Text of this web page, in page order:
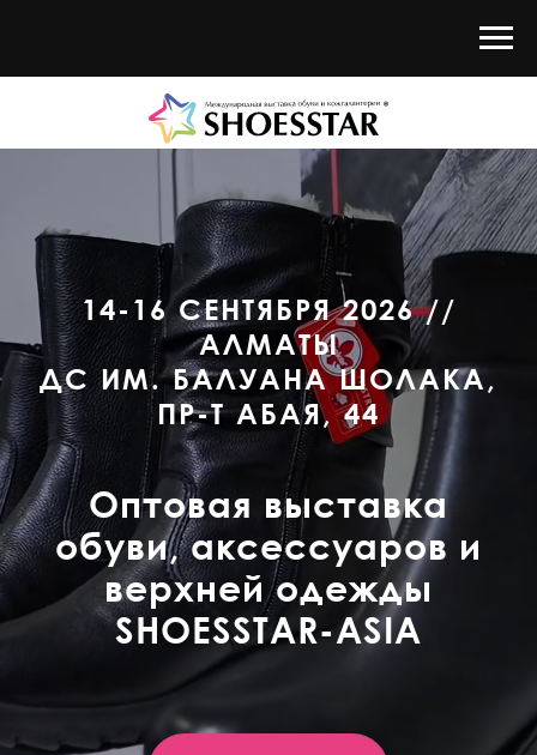
14-16 СЕНТЯБРЯ 2026 //
АЛМАТЫ
ДС ИМ. БАЛУАНА ШОЛАКА,
ПР-Т АБАЯ, 44
Оптовая выставка
обуви, аксессуаров и
верхней одежды
SHOESSTAR-ASIA